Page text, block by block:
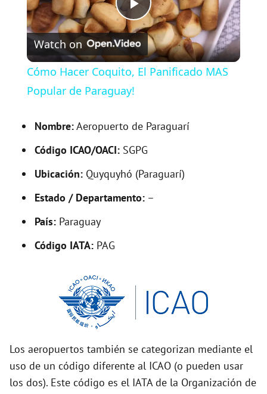
P
l
a
y
i
Watch on
Cómo Hacer Coquito, El Panificado MAS
Popular de Paraguay!
Nombre:Aeropuerto de Paraguarí
Código ICAO/OACI: SGPG
Ubicación: Quyquyhó (Paraguarí)
Estado / Departamento: –
País: Paraguay
Código IATA: PAG
Los aeropuertos también se categorizan mediante el
uso de un código diferente al ICAO (o pueden usar
los dos). Este código es el IATA de la Organización de